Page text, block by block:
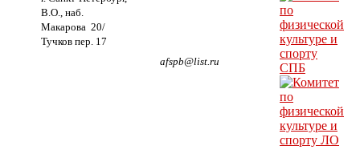
В.О., наб.
Макарова 20/
Тучков пер. 17
afspb@list.ru